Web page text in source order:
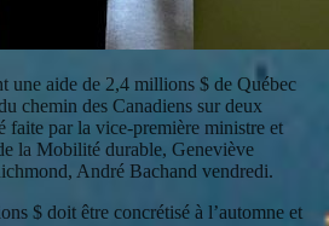
aide de 2,4 millions $ de Québec
chemin des Canadiens sur deux
faite par la vice-première ministre et
la Mobilité durable, Geneviève
André Bachand vendredi.
$ doit être concrétisé à l’automne et